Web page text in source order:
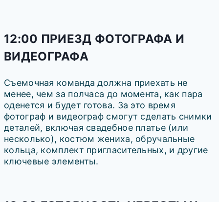
12:00 ПРИЕЗД ФОТОГРАФА И
ВИДЕОГРАФА
Съемочная команда должна приехать не
менее, чем за полчаса до момента, как пара
оденется и будет готова. За это время
фотограф и видеограф смогут сделать снимки
деталей, включая свадебное платье (или
несколько), костюм жениха, обручальные
кольца, комплект пригласительных, и другие
ключевые элементы.